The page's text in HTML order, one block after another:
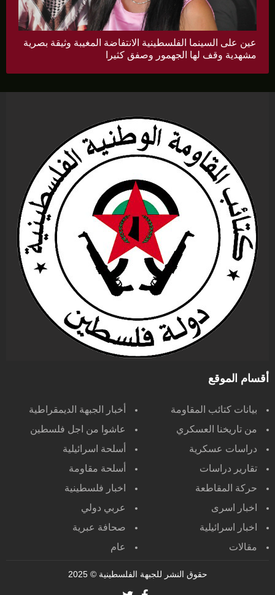
عين على السينما الفلسطينية الانتفاضة المغيبة وثيقة بصرية
مشهدية وقف لها الجهمور وصفق كثيرا
أقسام الموقع
بيانات كتائب المقاومة
أخبار الجبهة الديمقراطية
من تاريخنا العسكري
عاشوا من اجل فلسطين
دراسات عسكرية
أسلحة اسرائيلية
تقارير دراسات
أسلحة مقاومة
حركة المقاطعة
اخبار فلسطينية
اخبار اسرى
عربي دولي
اخبار اسرائيلية
صحافة عبرية
مقالات
عام
حقوق النشر للجبهة الفلسطينية© 2025